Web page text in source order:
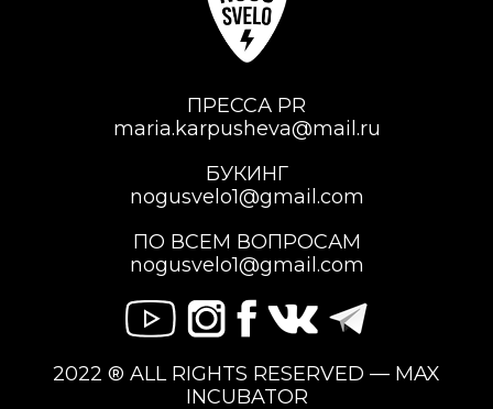
ПРЕССА PR
maria.karpusheva@mail.ru
БУКИНГ
nogusvelo1@gmail.com
ПО ВСЕМ ВОПРОСАМ
nogusvelo1@gmail.com
2022 ® ALL RIGHTS RESERVED — MAX
INCUBATOR